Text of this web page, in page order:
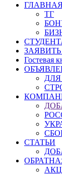
ТГ
ЗАЯВИТЬ
Гостевая
СТАТЬИ